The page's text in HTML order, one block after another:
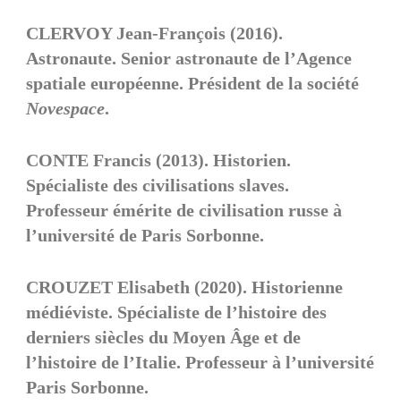
CLERVOY Jean-François (2016).
Astronaute. Senior astronaute de l’Agence
spatiale européenne. Président de la société
Novespace.
CONTE Francis (2013). Historien.
Spécialiste des civilisations slaves.
Professeur émérite de civilisation russe à
l’université de Paris Sorbonne.
CROUZET Elisabeth (2020). Historienne
médiéviste. Spécialiste de l’histoire des
derniers siècles du Moyen Âge et de
l’histoire de l’Italie. Professeur à l’université
Paris Sorbonne.